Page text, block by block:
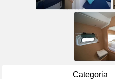
Categoria